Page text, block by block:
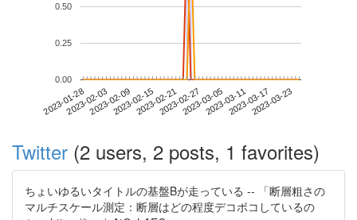
2023-01-282023-02-032023-02-092023-02-152023-02-212023-02-272023-03-052023-03-112023-03-172023-03-23
0.00
0.25
0.50
Twitter (2 users, 2 posts, 1 favorites)
ちょいゆるいタイトルの基盤Bが走っている -- 「断層粗さの
マルチスケール測定：断層はどの程度デコボコしているの